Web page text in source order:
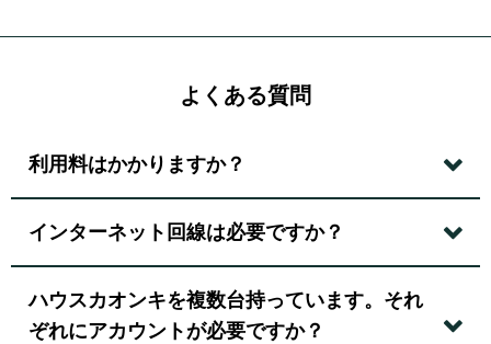
よくある質問
利用料はかかりますか？
インターネット回線は必要ですか？
ハウスカオンキを複数台持っています。それ
ぞれにアカウントが必要ですか？